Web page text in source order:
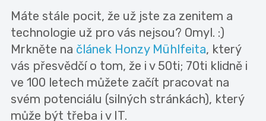
Máte stále pocit, že už jste za zenitem a
technologie už pro vás nejsou? Omyl. :)
Mrkněte na článek Honzy Mühlfeita, který
vás přesvědčí o tom, že i v 50ti; 70ti klidně i
ve 100 letech můžete začít pracovat na
svém potenciálu (silných stránkách), který
může být třeba i v IT.